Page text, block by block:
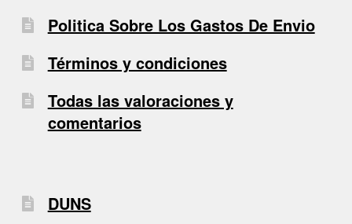
Politica Sobre Los Gastos De Envio
Términos y condiciones
Todas las valoraciones y
comentarios
DUNS